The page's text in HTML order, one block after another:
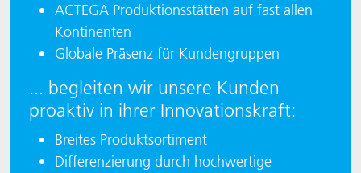
ACTEGA Produktionsstätten auf fast allen
Kontinenten
Globale Präsenz für Kundengruppen
... begleiten wir unsere Kunden
proaktiv in ihrer Innovationskraft:
Breites Produktsortiment
Differenzierung durch hochwertige